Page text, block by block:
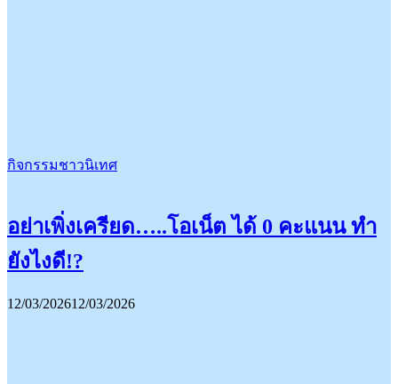
กิจกรรมชาวนิเทศ
อย่าเพิ่งเครียด…..โอเน็ต ได้ 0 คะแนน ทำ
ยังไงดี!?
12/03/202612/03/2026